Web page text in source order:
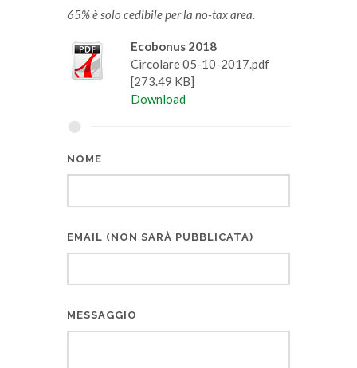
65% è solo cedibile per la no-tax area.
Ecobonus 2018
Circolare 05-10-2017.pdf
[273.49 KB]
Download
NOME
EMAIL (NON SARÀ PUBBLICATA)
MESSAGGIO